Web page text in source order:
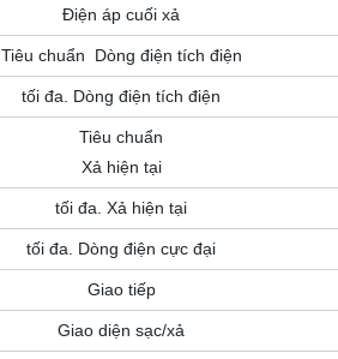
Điện áp cuối xả
Tiêu chuẩn Dòng điện tích điện
tối đa. Dòng điện tích điện
Tiêu chuẩn
Xả hiện tại
tối đa. Xả hiện tại
tối đa. Dòng điện cực đại
Giao tiếp
Giao diện sạc/xả